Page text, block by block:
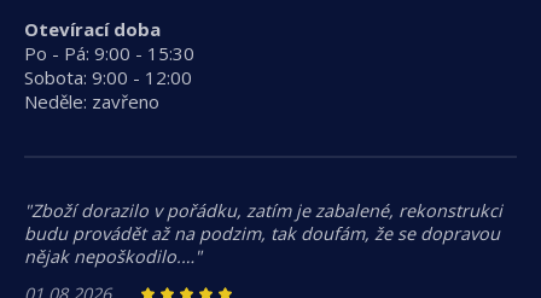
Otevírací doba
Po - Pá: 9:00 - 15:30
Sobota: 9:00 - 12:00
Neděle: zavřeno
"Zboží dorazilo v pořádku, zatím je zabalené, rekonstrukci
budu provádět až na podzim, tak doufám, že se dopravou
nějak nepoškodilo.…"
01.08.2026